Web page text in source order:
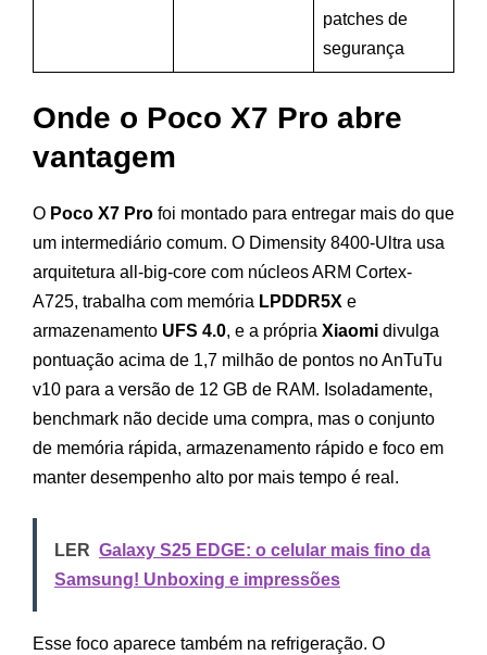
patches de
segurança
Onde o Poco X7 Pro abre
vantagem
O Poco X7 Pro foi montado para entregar mais do que
um intermediário comum. O Dimensity 8400-Ultra usa
arquitetura all-big-core com núcleos ARM Cortex-
A725, trabalha com memória LPDDR5X e
armazenamento UFS 4.0, e a própria Xiaomi divulga
pontuação acima de 1,7 milhão de pontos no AnTuTu
v10 para a versão de 12 GB de RAM. Isoladamente,
benchmark não decide uma compra, mas o conjunto
de memória rápida, armazenamento rápido e foco em
manter desempenho alto por mais tempo é real.
LER Galaxy S25 EDGE: o celular mais fino da
Samsung! Unboxing e impressões
Esse foco aparece também na refrigeração. O